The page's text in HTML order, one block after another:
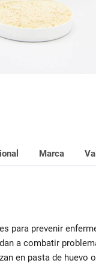
Marca
para prevenir
a combatir
en pasta de